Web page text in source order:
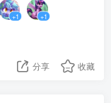
+1 +1
分享 收藏